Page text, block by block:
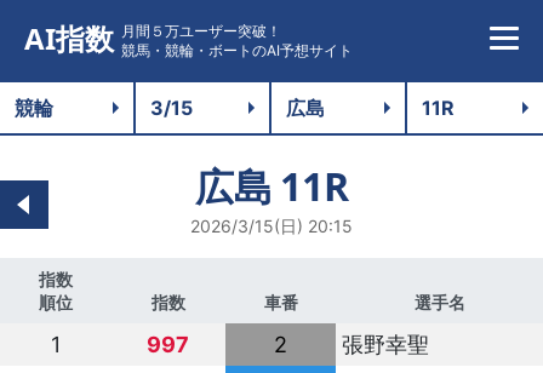
AI指数 月間５万ユーザー突破！
競馬・競輪・ボートのAI予想サイト
広島 11R
2026/3/15(日) 20:15
指数
順位
指数 車番 選手名
1 997 2
張野幸聖